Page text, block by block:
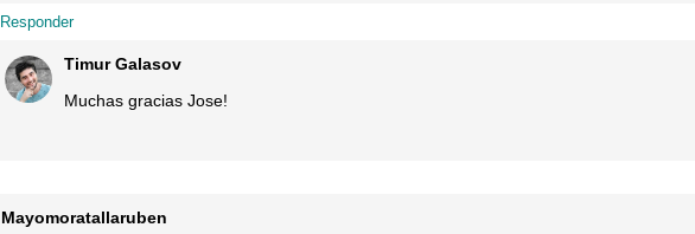
Responder
Timur Galasov
Muchas gracias Jose!
Mayomoratallaruben